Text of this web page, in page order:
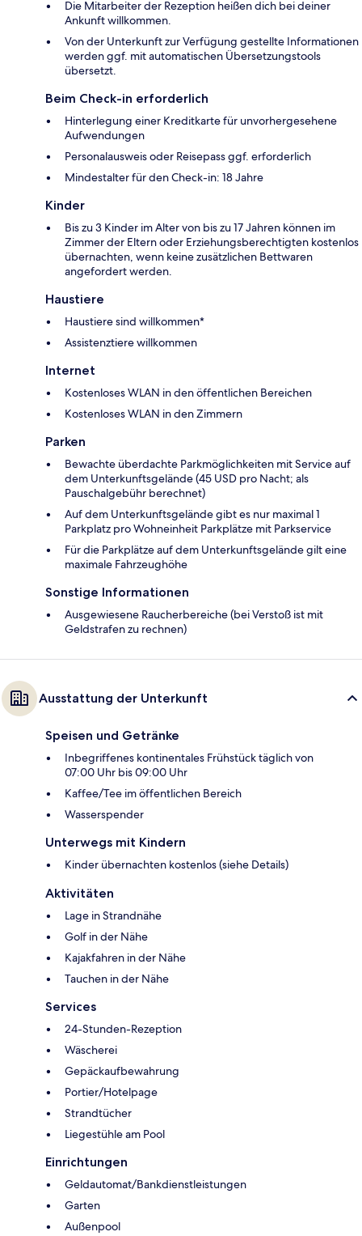
Die Mitarbeiter der Rezeption heißen dich bei deiner
Ankunft willkommen.
Von der Unterkunft zur Verfügung gestellte Informationen
werden ggf. mit automatischen Übersetzungstools
übersetzt.
Beim Check-in erforderlich
Hinterlegung einer Kreditkarte für unvorhergesehene
Aufwendungen
Personalausweis oder Reisepass ggf. erforderlich
Mindestalter für den Check-in: 18 Jahre
Kinder
Bis zu 3 Kinder im Alter von bis zu 17 Jahren können im
Zimmer der Eltern oder Erziehungsberechtigten kostenlos
übernachten, wenn keine zusätzlichen Bettwaren
angefordert werden.
Haustiere
Haustiere sind willkommen*
Assistenztiere willkommen
Internet
Kostenloses WLAN in den öffentlichen Bereichen
Kostenloses WLAN in den Zimmern
Parken
Bewachte überdachte Parkmöglichkeiten mit Service auf
dem Unterkunftsgelände (45 USD pro Nacht; als
Pauschalgebühr berechnet)
Auf dem Unterkunftsgelände gibt es nur maximal 1
Parkplatz pro Wohneinheit Parkplätze mit Parkservice
Für die Parkplätze auf dem Unterkunftsgelände gilt eine
maximale Fahrzeughöhe
Sonstige Informationen
Ausgewiesene Raucherbereiche (bei Verstoß ist mit
Geldstrafen zu rechnen)
Ausstattung der Unterkunft
Speisen und Getränke
Inbegriffenes kontinentales Frühstück täglich von
07:00 Uhr bis 09:00 Uhr
Kaffee/Tee im öffentlichen Bereich
Wasserspender
Unterwegs mit Kindern
Kinder übernachten kostenlos (siehe Details)
Aktivitäten
Lage in Strandnähe
Golf in der Nähe
Kajakfahren in der Nähe
Tauchen in der Nähe
Services
24-Stunden-Rezeption
Wäscherei
Gepäckaufbewahrung
Portier/Hotelpage
Strandtücher
Liegestühle am Pool
Einrichtungen
Geldautomat/Bankdienstleistungen
Garten
Außenpool